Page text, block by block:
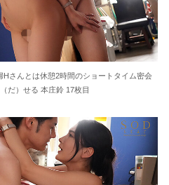
さんとは休憩2時間のショートタイム密会
だ）せる 本庄鈴 17枚目